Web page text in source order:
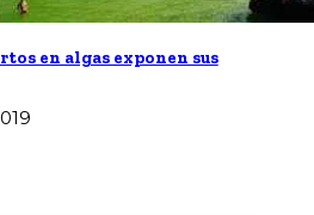
en algas exponen sus